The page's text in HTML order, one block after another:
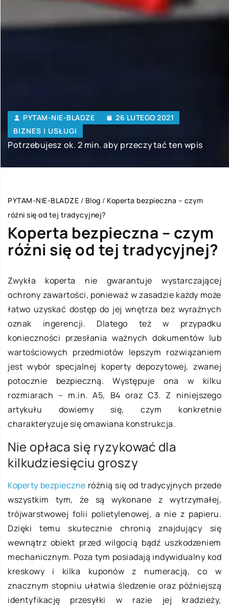
PYTAM-NIE-BLADZE
26 LUTEGO 2021
BIZNES I USŁUGI
Potrzebujesz ok. 2 min. aby przeczytać ten wpis
PYTAM-NIE-BLADZE / Blog / Koperta bezpieczna – czym
różni się od tej tradycyjnej?
Koperta bezpieczna – czym
różni się od tej tradycyjnej?
Zwykła koperta nie gwarantuje wystarczającej
ochrony zawartości, ponieważ w zasadzie każdy może
łatwo uzyskać dostęp do jej wnętrza bez wyraźnych
oznak ingerencji. Dlatego też w przypadku
konieczności przesłania ważnych dokumentów lub
wartościowych przedmiotów lepszym rozwiązaniem
jest wybór specjalnej koperty depozytowej, zwanej
potocznie bezpieczną. Występuje ona w kilku
rozmiarach – m.in. A5, B4 oraz C3. Z niniejszego
artykułu dowiemy się, czym konkretnie
charakteryzuje się omawiana konstrukcja.
Nie opłaca się ryzykować dla
kilkudziesięciu groszy
Koperty bezpieczne różnią się od tradycyjnych przede
wszystkim tym, że są wykonane z wytrzymałej,
trójwarstwowej folii polietylenowej, a nie z papieru.
Dzięki temu skutecznie chronią znajdujący się
wewnątrz obiekt przed wilgocią bądź uszkodzeniem
mechanicznym. Poza tym posiadają indywidualny kod
kreskowy i kilka kuponów z numeracją, co w
znacznym stopniu ułatwia śledzenie oraz późniejszą
identyfikację przesyłki w razie jej kradzieży,